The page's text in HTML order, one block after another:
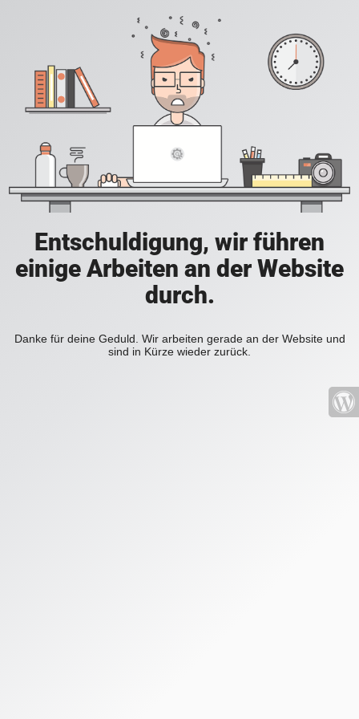
Entschuldigung, wir führen
einige Arbeiten an der Website
durch.
Danke für deine Geduld. Wir arbeiten gerade an der Website und
sind in Kürze wieder zurück.